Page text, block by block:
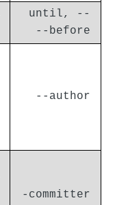
until, --
before--
author--
committer-